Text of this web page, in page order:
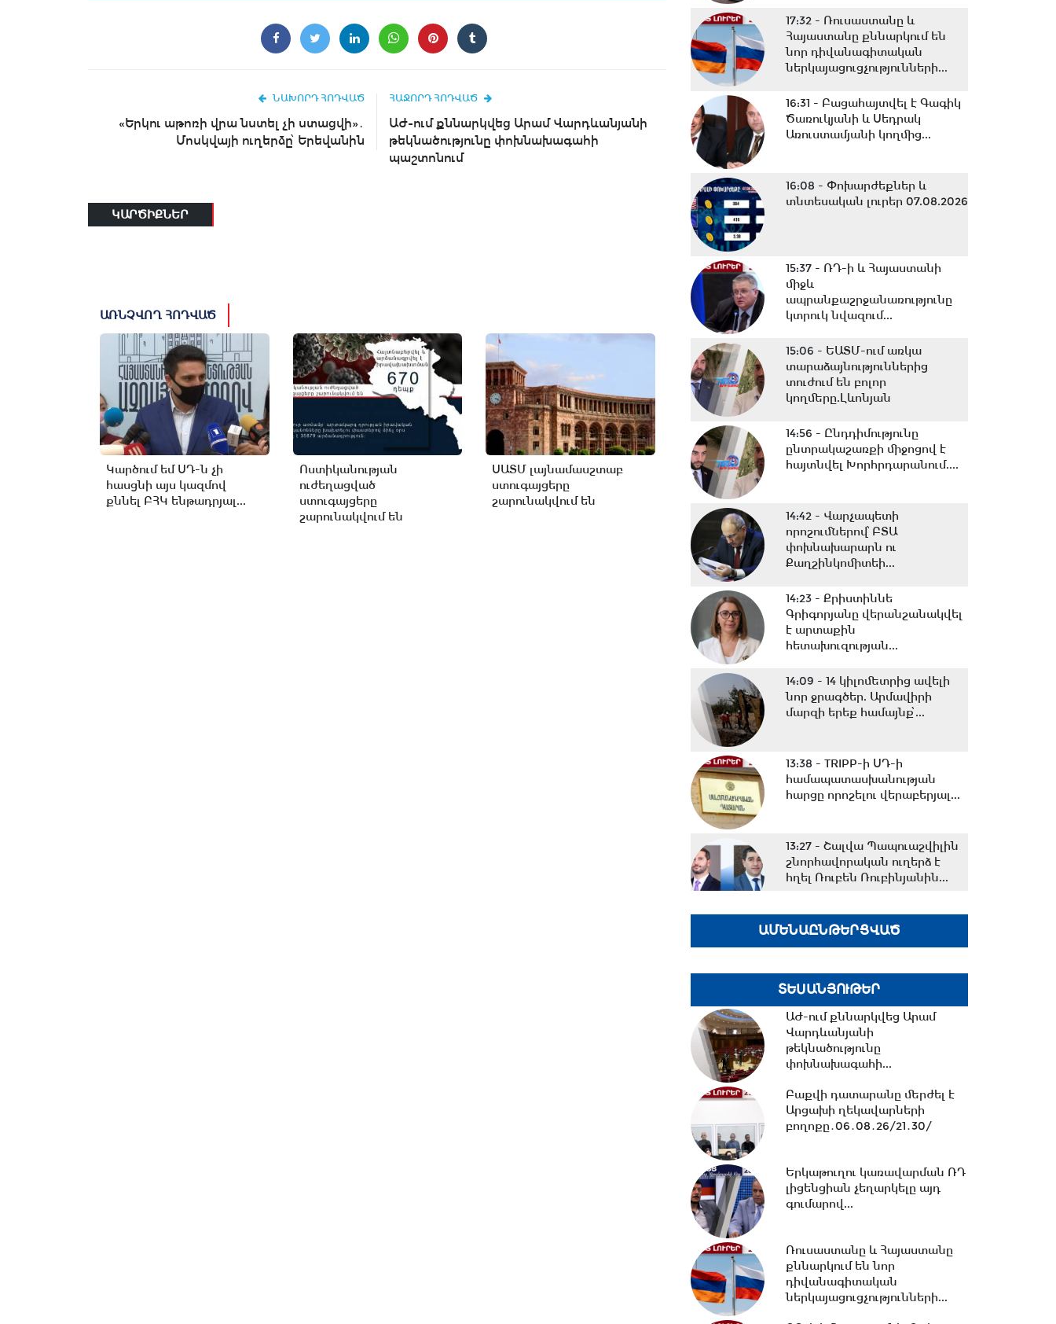
ՆԱԽՈՐԴ ՀՈԴՎԱԾ
«Երկու աթոռի վրա նստել չի ստացվի»․
Մոսկվայի ուղերձը՝ Երեվանին
ՀԱՋՈՐԴ ՀՈԴՎԱԾ
ԱԺ-ում քննարկվեց Արամ Վարդևանյանի
թեկնածությունը փոխնախագահի
պաշտոնում
ԿԱՐԾԻՔՆԵՐ
ԱՌՆՉՎՈՂ ՀՈԴՎԱԾ
Կարծում եմ ՍԴ-ն չի
հասցնի այս կազմով
քննել ԲՀԿ ենթադրյալ...
Ոստիկանության
ուժեղացված
ստուգայցերը
շարունակվում են
ՍԱՏՄ լայնամասշտաբ
ստուգայցերը
շարունակվում են
17:32 - Ռուսաստանը և
Հայաստանը քննարկում են
նոր դիվանագիտական
ներկայացուցչությունների...
16:31 - Բացահայտվել է Գագիկ
Ծառուկյանի և Սեդրակ
Առուստամյանի կողմից...
16:08 - Փոխարժեքներ և
տնտեսական լուրեր 07.08.2026
15:37 - ՌԴ-ի և Հայաստանի
միջև
ապրանքաշրջանառությունը
կտրուկ նվազում...
15:06 - ԵԱՏՄ-ում առկա
տարաձայնություններից
տուժում են բոլոր
կողմերը.Լևոնյան
14:56 - Ընդդիմությունը
ընտրակաշառքի միջոցով է
հայտնվել Խորհրդարանում....
14:42 - Վարչապետի
որոշումներով՝ ԲՏԱ
փոխնախարարն ու
Քաղշինկոմիտեի...
14:23 - Քրիստիննե
Գրիգորյանը վերանշանակվել
է արտաքին
հետախուզության...
14:09 - 14 կիլոմետրից ավելի
նոր ջրագծեր. Արմավիրի
մարզի երեք համայնք՝...
13:38 - TRIPP-ի ՍԴ-ի
համապատասխանության
հարցը որոշելու վերաբերյալ...
13:27 - Շալվա Պապուաշվիլին
շնորհավորական ուղերձ է
հղել Ռուբեն Ռուբինյանին...
13:02 -ՀԷՑ-ը դառնալու է
պետական սեփականություն,
հավատարմագրային...
12:36 -Խնդիր ենք դրել 2026-
2031 թթ.-ին պետությանը
վերադարձնել...
11:53 -Կոնգոյում Էբոլայի
հիվանդության նոր դեպքերի
թիվը կրկնապատկվել...
11:40 -«Մուլտի գրուպ»
կոնցեռնի տնօրեն Արթուր
Դալլաքյանը կալանավորվել...
11:32 -«Մուլտի գրուպ»
կոնցեռնի նախկին տնօրեն
Սեդրակ Առուստամյանը...
ԱՄԵՆԱԸՆԹԵՐՑՎԱԾ
ՏԵՍԱՆՅՈՒԹԵՐ
ԱԺ-ում քննարկվեց Արամ
Վարդևանյանի
թեկնածությունը
փոխնախագահի...
Բաքվի դատարանը մերժել է
Արցախի ղեկավարների
բողոքը․06․08․26/21․30/
Երկաթուղու կառավարման ՌԴ
լիցենցիան չեղարկելը այդ
գումարով...
Ռուսաստանը և Հայաստանը
քննարկում են նոր
դիվանագիտական
ներկայացուցչությունների...